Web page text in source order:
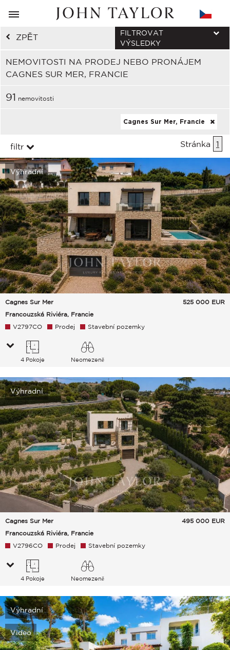
ZPĚT
NEMOVITOSTI NA PRODEJ NEBO PRONÁJEM
CAGNES SUR MER, FRANCIE
FILTROVAT
VÝSLEDKY
91 nemovitosti
Cagnes Sur Mer, Francie
filtr Stránka 1
Výhradní
Cagnes Sur Mer
Francouzská Riviéra, Francie
525 000 EUR
V2797CO Prodej Stavební pozemky
4 Pokoje
Neomezeně
Výhradní
Cagnes Sur Mer
Francouzská Riviéra, Francie
495 000 EUR
V2796CO Prodej Stavební pozemky
4 Pokoje
Neomezeně
Výhradní
Video